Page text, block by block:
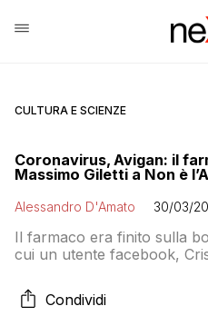
CULTURA E SCIENZE
Coronavirus, Avigan: il
Massimo Giletti a Non è
Alessandro D'Amato 30/03/
Il farmaco era finito sulla
cui un utente facebook,
recesso dell’epidemia in
stata smentita dagli stessi
Condividi